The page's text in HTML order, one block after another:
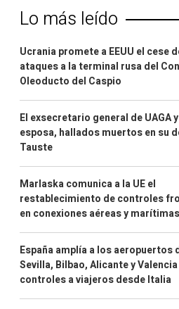
Lo más leído
Ucrania promete a EEUU el cese
ataques a la terminal rusa del
Oleoducto del Caspio
El exsecretario general de UAGA
esposa, hallados muertos en su
Tauste
Marlaska comunica a la UE el
restablecimiento de controles
en conexiones aéreas y
España amplía a los aeropuertos
Sevilla, Bilbao, Alicante y
controles a viajeros desde Italia